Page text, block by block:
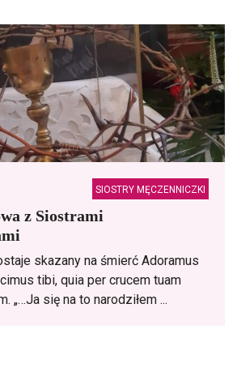
SIOSTRY MĘCZENNICZKI
z Siostrami
skazany na śmierć Adoramus
tibi, quia per crucem tuam
„…Ja się na to narodziłem ...